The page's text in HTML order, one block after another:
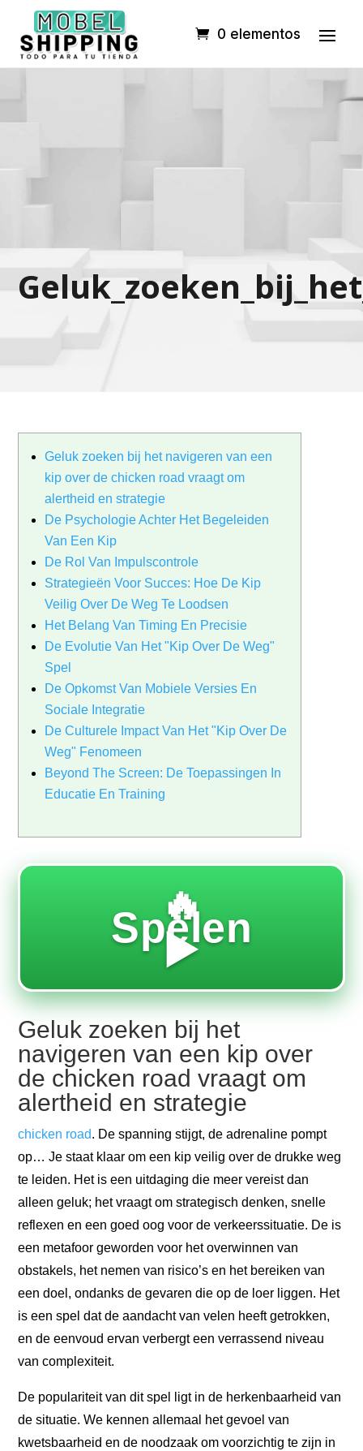
0 elementos
Geluk zoeken bij het navigeren van een
kip over de chicken road vraagt om
alertheid en strategie
De Psychologie Achter Het Begeleiden
Van Een Kip
De Rol Van Impulscontrole
Strategieën Voor Succes: Hoe De Kip
Veilig Over De Weg Te Loodsen
Het Belang Van Timing En Precisie
De Evolutie Van Het "Kip Over De Weg"
Spel
De Opkomst Van Mobiele Versies En
Sociale Integratie
De Culturele Impact Van Het "Kip Over De
Weg" Fenomeen
Beyond The Screen: De Toepassingen In
Educatie En Training
🔥
Spelen
▶️
Geluk zoeken bij het
navigeren van een kip over
de chicken road vraagt om
alertheid en strategie
chicken road. De spanning stijgt, de adrenaline pompt
op… Je staat klaar om een kip veilig over de drukke weg
te leiden. Het is een uitdaging die meer vereist dan
alleen geluk; het vraagt om strategisch denken, snelle
reflexen en een goed oog voor de verkeerssituatie. De is
een metafoor geworden voor het overwinnen van
obstakels, het nemen van risico’s en het bereiken van
een doel, ondanks de gevaren die op de loer liggen. Het
is een spel dat de aandacht van velen heeft getrokken,
en de eenvoud ervan verbergt een verrassend niveau
van complexiteit.
De populariteit van dit spel ligt in de herkenbaarheid van
de situatie. We kennen allemaal het gevoel van
kwetsbaarheid en de noodzaak om voorzichtig te zijn in